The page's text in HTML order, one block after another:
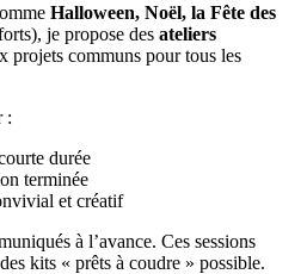
Halloween, Noël, la Fête des
je propose des ateliers
projets communs pour tous les
:
durée
terminée
et créatif
à l’avance. Ces sessions
kits « prêts à coudre » possible.